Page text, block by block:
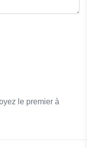
le premier à